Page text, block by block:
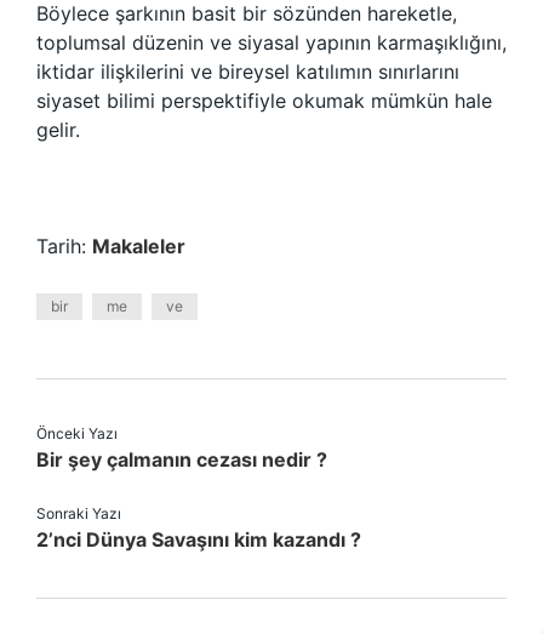
Böylece şarkının basit bir sözünden hareketle,
toplumsal düzenin ve siyasal yapının karmaşıklığını,
iktidar ilişkilerini ve bireysel katılımın sınırlarını
siyaset bilimi perspektifiyle okumak mümkün hale
gelir.
Tarih: Makaleler
bir me ve
Önceki Yazı
Bir şey çalmanın cezası nedir ?
Sonraki Yazı
2’nci Dünya Savaşını kim kazandı ?